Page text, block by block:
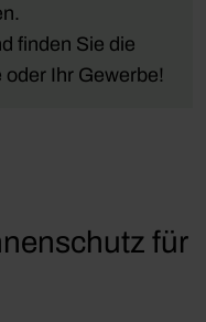
finden Sie die
Ihr Gewerbe!
für